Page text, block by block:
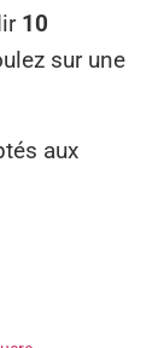
10
sur une
aux